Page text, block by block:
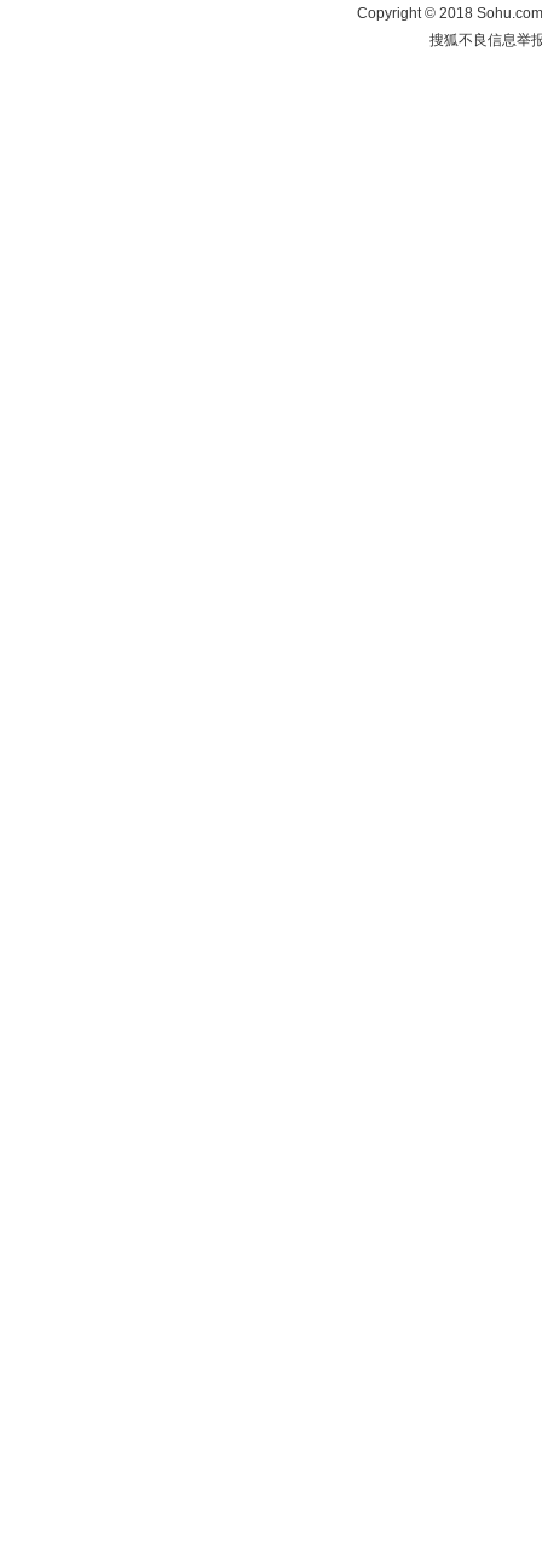
Copyright©2018
搜狐不良信息举